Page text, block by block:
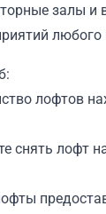
залы
лофтов
снять лофт